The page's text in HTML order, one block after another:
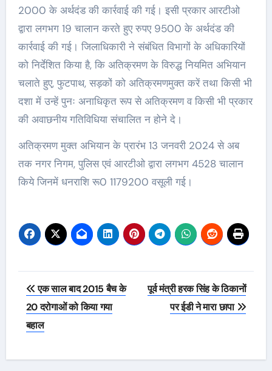
2000 के अर्थदंड की कार्रवाई की गई। इसी प्रकार आरटीओ
द्वारा लगभग 19 चालान करते हुए रुपए 9500 के अर्थदंड की
कार्रवाई की गई। जिलाधिकारी ने संबंधित विभागों के अधिकारियों
को निर्देशित किया है, कि अतिक्रमण के विरुद्ध नियमित अभियान
चलाते हुए, फुटपाथ, सड़कों को अतिक्रमणमुक्त करें तथा किसी भी
दशा में उन्हें पुनः अनाधिकृत रूप से अतिक्रमण व किसी भी प्रकार
की अवाछनीय गतिविधिया संचालित न होने दे।
अतिक्रमण मुक्त अभियान के प्रारंभ 13 जनवरी 2024 से अब
तक नगर निगम, पुलिस एवं आरटीओ द्वारा लगभग 4528 चालान
किये जिनमें धनराशि रू0 1179200 वसूली गई।
Post
navigation
एक साल बाद 2015 बैच के
20 दरोगाओं को किया गया
बहाल
पूर्व मंत्री हरक सिंह के ठिकानों
पर ईडी ने मारा छापा